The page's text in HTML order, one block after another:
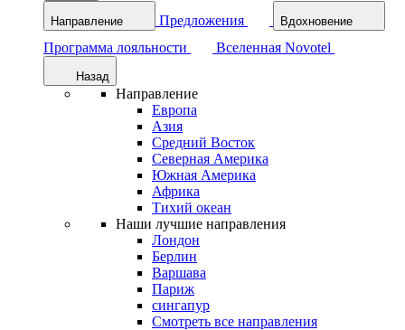
Направление Предложения Вдохновение
Программа лояльности Вселенная Novotel
Назад
Направление
Европа
Азия
Средний Восток
Северная Америка
Южная Америка
Африка
Тихий океан
Наши лучшие направления
Лондон
Берлин
Варшава
Париж
сингапур
Смотреть все направления